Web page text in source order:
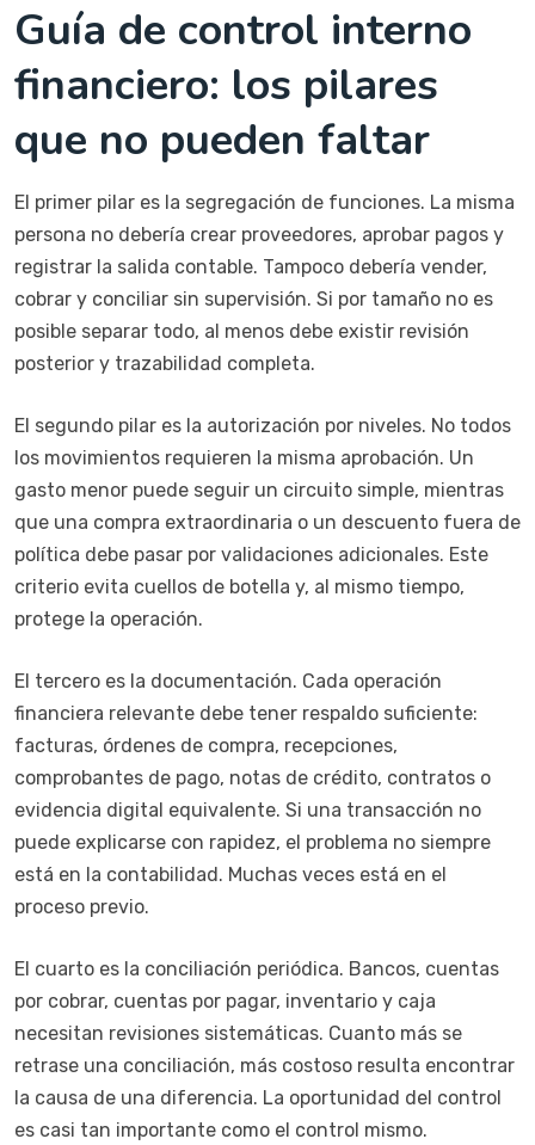
Guía de control interno
financiero: los pilares
que no pueden faltar
El primer pilar es la segregación de funciones. La misma
persona no debería crear proveedores, aprobar pagos y
registrar la salida contable. Tampoco debería vender,
cobrar y conciliar sin supervisión. Si por tamaño no es
posible separar todo, al menos debe existir revisión
posterior y trazabilidad completa.
El segundo pilar es la autorización por niveles. No todos
los movimientos requieren la misma aprobación. Un
gasto menor puede seguir un circuito simple, mientras
que una compra extraordinaria o un descuento fuera de
política debe pasar por validaciones adicionales. Este
criterio evita cuellos de botella y, al mismo tiempo,
protege la operación.
El tercero es la documentación. Cada operación
financiera relevante debe tener respaldo suficiente:
facturas, órdenes de compra, recepciones,
comprobantes de pago, notas de crédito, contratos o
evidencia digital equivalente. Si una transacción no
puede explicarse con rapidez, el problema no siempre
está en la contabilidad. Muchas veces está en el
proceso previo.
El cuarto es la conciliación periódica. Bancos, cuentas
por cobrar, cuentas por pagar, inventario y caja
necesitan revisiones sistemáticas. Cuanto más se
retrase una conciliación, más costoso resulta encontrar
la causa de una diferencia. La oportunidad del control
es casi tan importante como el control mismo.